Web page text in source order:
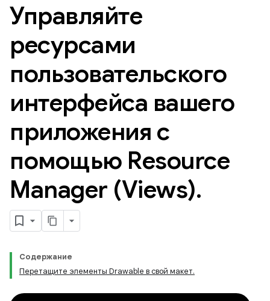
Управляйте
ресурсами
пользовательского
интерфейса вашего
приложения с
помощью Resource
Manager (Views).
Содержание
Перетащите элементы Drawable в свой макет.